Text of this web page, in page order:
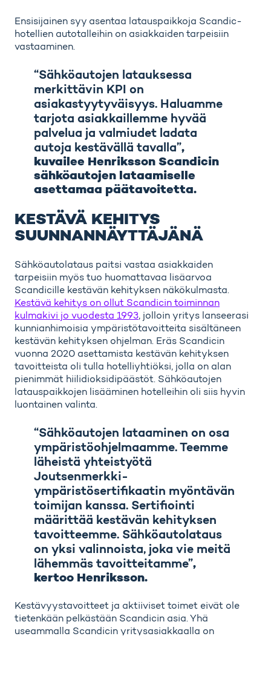
Ensisijainen syy asentaa latauspaikkoja Scandic-
hotellien autotalleihin on asiakkaiden tarpeisiin
vastaaminen.
“Sähköautojen latauksessa
merkittävin KPI on
asiakastyytyväisyys. Haluamme
tarjota asiakkaillemme hyvää
palvelua ja valmiudet ladata
autoja kestävällä tavalla”,
kuvailee Henriksson Scandicin
sähköautojen lataamiselle
asettamaa päätavoitetta.
KESTÄVÄ KEHITYS
SUUNNANNÄYTTÄJÄNÄ
Sähköautolataus paitsi vastaa asiakkaiden
tarpeisiin myös tuo huomattavaa lisäarvoa
Scandicille kestävän kehityksen näkökulmasta.
Kestävä kehitys on ollut Scandicin toiminnan
kulmakivi jo vuodesta 1993, jolloin yritys lanseerasi
kunnianhimoisia ympäristötavoitteita sisältäneen
kestävän kehityksen ohjelman. Eräs Scandicin
vuonna 2020 asettamista kestävän kehityksen
tavoitteista oli tulla hotelliyhtiöksi, jolla on alan
pienimmät hiilidioksidipäästöt. Sähköautojen
latauspaikkojen lisääminen hotelleihin oli siis hyvin
luontainen valinta.
“Sähköautojen lataaminen on osa
ympäristöohjelmaamme. Teemme
läheistä yhteistyötä
Joutsenmerkki-
ympäristösertifikaatin myöntävän
toimijan kanssa. Sertifiointi
määrittää kestävän kehityksen
tavoitteemme. Sähköautolataus
on yksi valinnoista, joka vie meitä
lähemmäs tavoitteitamme”,
kertoo Henriksson.
Kestävyystavoitteet ja aktiiviset toimet eivät ole
tietenkään pelkästään Scandicin asia. Yhä
useammalla Scandicin yritysasiakkaalla on